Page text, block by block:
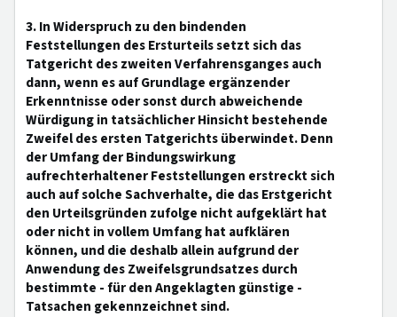
3. In Widerspruch zu den bindenden
Feststellungen des Ersturteils setzt sich das
Tatgericht des zweiten Verfahrensganges auch
dann, wenn es auf Grundlage ergänzender
Erkenntnisse oder sonst durch abweichende
Würdigung in tatsächlicher Hinsicht bestehende
Zweifel des ersten Tatgerichts überwindet. Denn
der Umfang der Bindungswirkung
aufrechterhaltener Feststellungen erstreckt sich
auch auf solche Sachverhalte, die das Erstgericht
den Urteilsgründen zufolge nicht aufgeklärt hat
oder nicht in vollem Umfang hat aufklären
können, und die deshalb allein aufgrund der
Anwendung des Zweifelsgrundsatzes durch
bestimmte - für den Angeklagten günstige -
Tatsachen gekennzeichnet sind.